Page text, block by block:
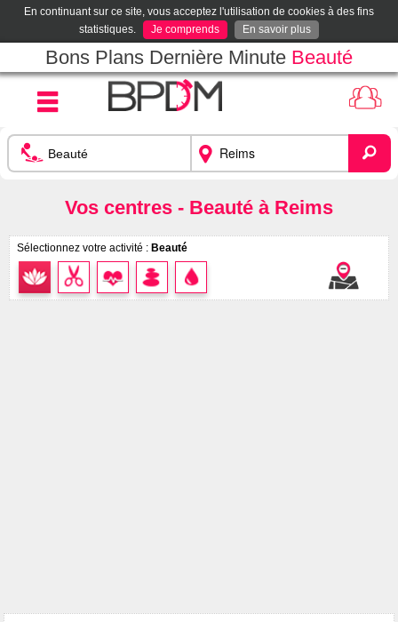
En continuant sur ce site, vous acceptez l'utilisation de cookies à des fins
statistiques.
Je comprends En savoir plus
Bons Plans Dernière Minute Beauté
Vos centres - Beauté à Reims
Sélectionnez votre activité : Beauté